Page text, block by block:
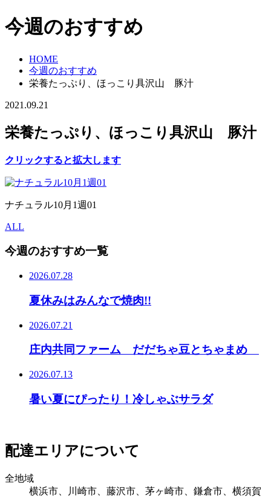
今週のおすすめ
HOME
今週のおすすめ
栄養たっぷり、ほっこり具沢山 豚汁
2021.09.21
栄養たっぷり、ほっこり具沢山 豚汁
クリックすると拡大します
ナチュラル10月1週01
ALL
今週のおすすめ一覧
2026.07.28
夏休みはみんなで焼肉!!
2026.07.21
庄内共同ファーム だだちゃ豆とちゃまめ
2026.07.13
暑い夏にぴったり！冷しゃぶサラダ
配達エリアについて
全地域
横浜市、川崎市、藤沢市、茅ヶ崎市、鎌倉市、横須賀